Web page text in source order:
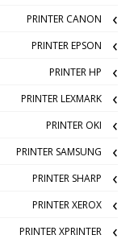
PRINTER CANON
PRINTER EPSON
PRINTER HP
PRINTER LEXMARK
PRINTER OKI
PRINTER SAMSUNG
PRINTER SHARP
PRINTER XEROX
PRINTER XPRINTER